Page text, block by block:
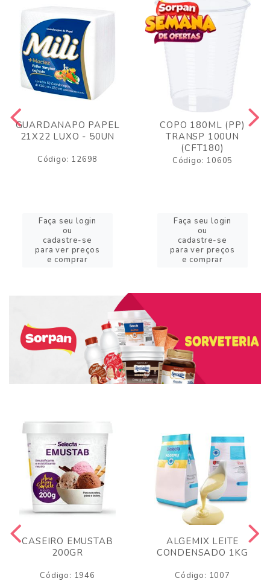
GUARDANAPO PAPEL
21X22 LUXO - 50UN
Código: 12698
Faça seu login
ou
cadastre-se
para ver preços
e comprar
COPO 180ML (PP)
TRANSP 100UN
(CFT180)
Código: 10605
Faça seu login
ou
cadastre-se
para ver preços
e comprar
CASEIRO EMUSTAB
200GR
Código: 1946
ALGEMIX LEITE
CONDENSADO 1KG
Código: 1007